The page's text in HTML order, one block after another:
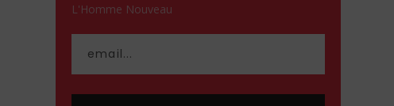
L'Homme Nouveau